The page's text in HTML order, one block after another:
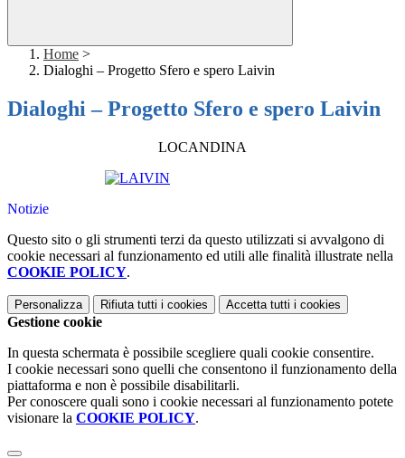
Home >
Dialoghi – Progetto Sfero e spero Laivin
Dialoghi – Progetto Sfero e spero Laivin
LOCANDINA
Notizie
Questo sito o gli strumenti terzi da questo utilizzati si avvalgono di
cookie necessari al funzionamento ed utili alle finalità illustrate nella
COOKIE POLICY.
Personalizza Rifiuta tutti i cookies Accetta tutti i cookies
Gestione cookie
In questa schermata è possibile scegliere quali cookie consentire.
I cookie necessari sono quelli che consentono il funzionamento della
piattaforma e non è possibile disabilitarli.
Per conoscere quali sono i cookie necessari al funzionamento potete
visionare la COOKIE POLICY.